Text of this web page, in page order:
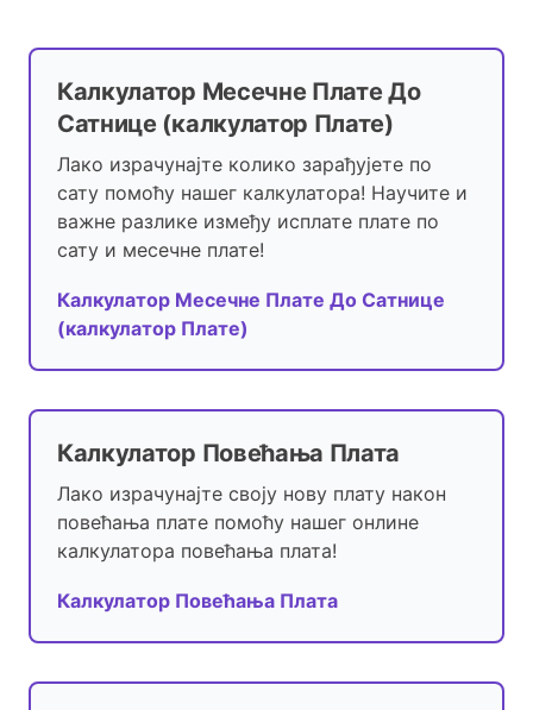
Калкулатор Месечне Плате До
Сатнице (калкулатор Плате)
Лако израчунајте колико зарађујете по
сату помоћу нашег калкулатора! Научите и
важне разлике између исплате плате по
сату и месечне плате!
Калкулатор Месечне Плате До Сатнице
(калкулатор Плате)
Калкулатор Повећања Плата
Лако израчунајте своју нову плату након
повећања плате помоћу нашег онлине
калкулатора повећања плата!
Калкулатор Повећања Плата